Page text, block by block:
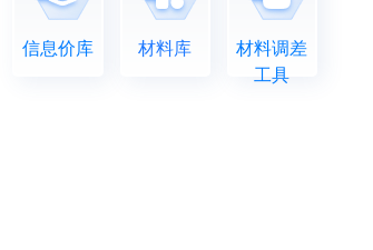
信息价库 材料库
材料调差
工具